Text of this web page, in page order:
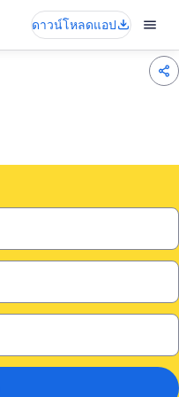
ดาวน์โหลดแอป